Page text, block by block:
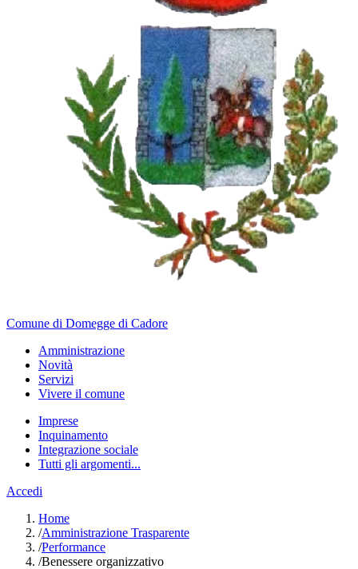
Comune di Domegge di Cadore
Amministrazione
Novità
Servizi
Vivere il comune
Imprese
Inquinamento
Integrazione sociale
Tutti gli argomenti...
Accedi
Home
/Amministrazione Trasparente
/Performance
/Benessere organizzativo